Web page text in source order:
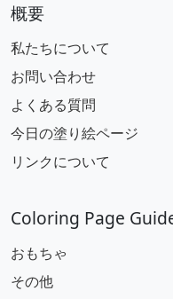
概要
私たちについて
お問い合わせ
よくある質問
今日の塗り絵ページ
リンクについて
Coloring Page
おもちゃ
その他